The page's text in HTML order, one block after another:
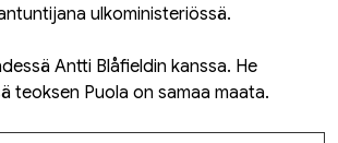
ulkoministeriössä.
Antti Blåfieldin kanssa. He
teoksen Puola on samaa maata.